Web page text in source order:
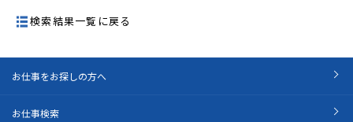
検索結果一覧に戻る
お仕事をお探しの方へ
お仕事検索